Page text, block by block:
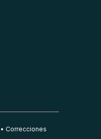
Correcciones